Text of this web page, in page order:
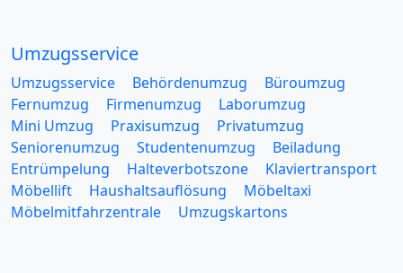
Umzugsservice
Umzugsservice Behördenumzug
Büroumzug
Fernumzug
Firmenumzug
Laborumzug
Mini Umzug
Praxisumzug
Privatumzug
Seniorenumzug
Studentenumzug
Beiladung
Entrümpelung
Halteverbotszone
Klaviertransport
Möbellift
Haushaltsauflösung
Möbeltaxi
Möbelmitfahrzentrale
Umzugskartons